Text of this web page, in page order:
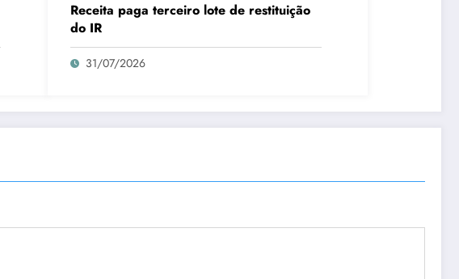
Receita paga terceiro lote de restituição
do IR
31/07/2026